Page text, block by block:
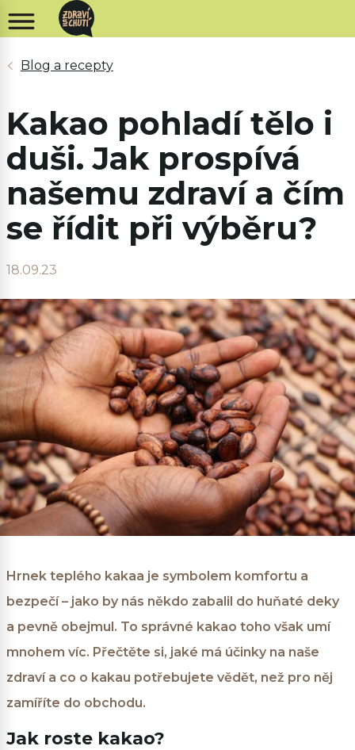
Kakao pohladí tělo i
duši. Jak prospívá
našemu zdraví a čím
se řídit při výběru?
18.09.23
Hrnek teplého kakaa je symbolem komfortu a
bezpečí – jako by nás někdo zabalil do huňaté deky
a pevně obejmul. To správné kakao toho však umí
mnohem víc. Přečtěte si, jaké má účinky na naše
zdraví a co o kakau potřebujete vědět, než pro něj
zamíříte do obchodu.
Jak roste kakao?